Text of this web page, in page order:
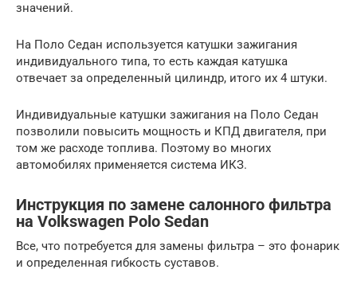
значений.
На Поло Седан используется катушки зажигания
индивидуального типа, то есть каждая катушка
отвечает за определенный цилиндр, итого их 4 штуки.
Индивидуальные катушки зажигания на Поло Седан
позволили повысить мощность и КПД двигателя, при
том же расходе топлива. Поэтому во многих
автомобилях применяется система ИКЗ.
Инструкция по замене салонного фильтра
на Volkswagen Polo Sedan
Все, что потребуется для замены фильтра – это фонарик
и определенная гибкость суставов.